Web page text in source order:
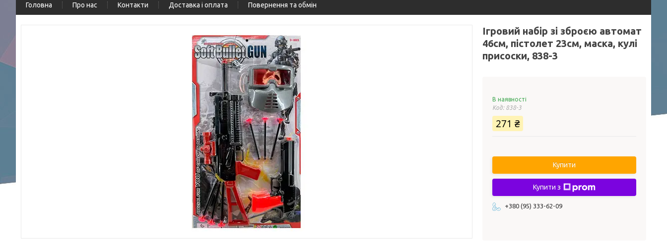
Головна Про нас Контакти Доставка і оплата Повернення та обмін
Ігровий набір зі зброєю автомат
46см, пістолет 23см, маска, кулі
присоски, 838-3
В наявності
Код: 838-3
271 ₴
Купити
Купити з
+380 (95) 333-62-09